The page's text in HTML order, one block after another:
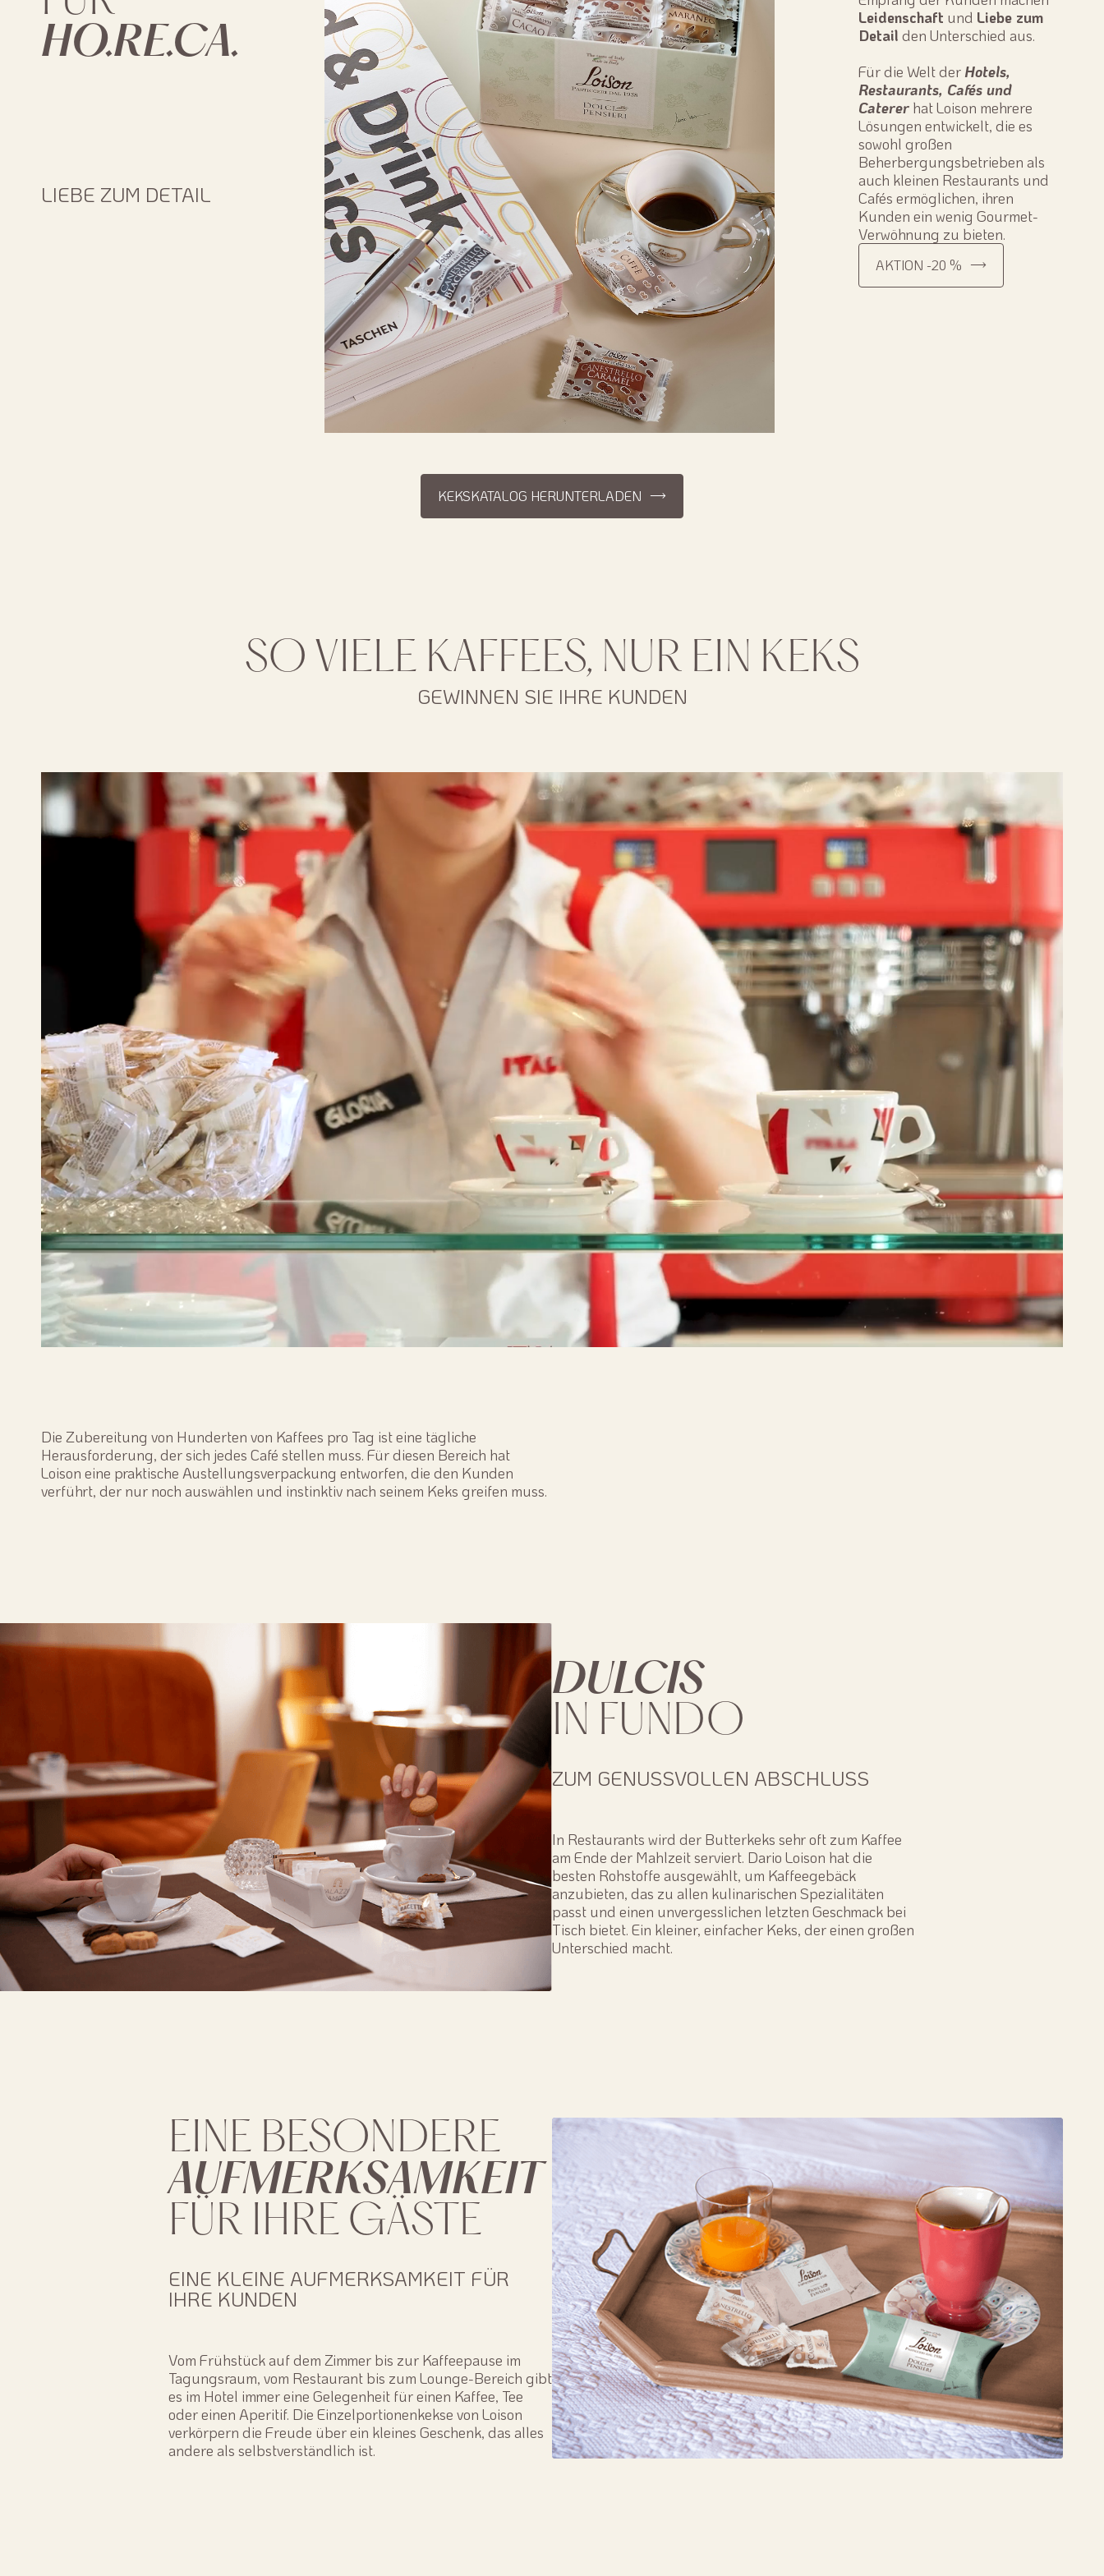
HO.RE.CA.
LIEBE ZUM DETAIL
Leidenschaft und Liebe zum
Detail den Unterschied aus.
Für die Welt der Hotels,
Restaurants, Cafés und
Caterer hat Loison mehrere
Lösungen entwickelt, die es
sowohl großen
Beherbergungsbetrieben als
auch kleinen Restaurants und
Cafés ermöglichen, ihren
Kunden ein wenig Gourmet-
Verwöhnung zu bieten.
AKTION -20 %
KEKSKATALOG HERUNTERLADEN
SO VIELE KAFFEES, NUR EIN KEKS
GEWINNEN SIE IHRE KUNDEN
Die Zubereitung von Hunderten von Kaffees pro Tag ist eine tägliche
Herausforderung, der sich jedes Café stellen muss. Für diesen Bereich hat
Loison eine praktische Austellungsverpackung entworfen, die den Kunden
verführt, der nur noch auswählen und instinktiv nach seinem Keks greifen muss.
DULCIS
IN FUNDO
ZUM GENUSSVOLLEN ABSCHLUSS
In Restaurants wird der Butterkeks sehr oft zum Kaffee
am Ende der Mahlzeit serviert. Dario Loison hat die
besten Rohstoffe ausgewählt, um Kaffeegebäck
anzubieten, das zu allen kulinarischen Spezialitäten
passt und einen unvergesslichen letzten Geschmack bei
Tisch bietet. Ein kleiner, einfacher Keks, der einen großen
Unterschied macht.
EINE BESONDERE
AUFMERKSAMKEIT
FÜR IHRE GÄSTE
EINE KLEINE AUFMERKSAMKEIT FÜR
IHRE KUNDEN
Vom Frühstück auf dem Zimmer bis zur Kaffeepause im
Tagungsraum, vom Restaurant bis zum Lounge-Bereich gibt
es im Hotel immer eine Gelegenheit für einen Kaffee, Tee
oder einen Aperitif. Die Einzelportionenkekse von Loison
verkörpern die Freude über ein kleines Geschenk, das alles
andere als selbstverständlich ist.